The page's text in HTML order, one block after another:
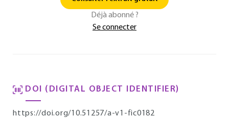
Déjà abonné ?
Se connecter
DOI (DIGITAL OBJECT IDENTIFIER)
https://doi.org/10.51257/a-v1-fic0182